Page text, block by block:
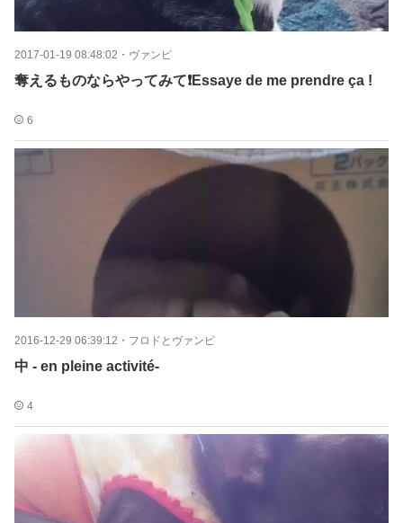
2017-01-19 08:48:02 ・ ヴァンピ
奪えるものならやってみて❗Essaye de me prendre ça !
6
2016-12-29 06:39:12 ・ フロドとヴァンピ
中 - en pleine activité-
4